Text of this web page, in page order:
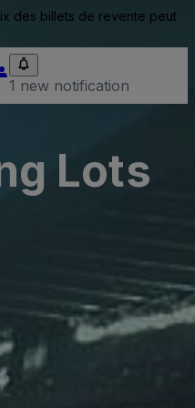
des billets de revente peut
1 new notification
Lots